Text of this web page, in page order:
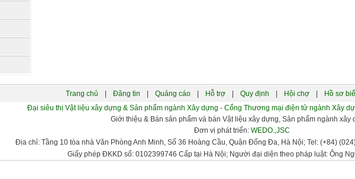
Trang chủ Đăng tin Quảng cáo Hỗ trợ Quy định Hội chợ Hồ sơ
Đại siêu thị Vật liệu xây dựng & Sản phẩm ngành Xây dựng - Cổng Thương mại điện tử ngành Xây
Giới thiệu & Bán sản phẩm và bán Vật liệu xây dựng, Sản phẩm ngành xây
Đơn vị phát triển: WEDO.,JSC
Địa chỉ: Tầng 10 tòa nhà Văn Phòng Anh Minh, Số 36 Hoàng Cầu, Quận Đống Đa, Hà Nội; Tel: (+84)
Giấy phép ĐKKD số: 0102399746 Cấp tại Hà Nội; Người đại diện theo pháp luật: Ông